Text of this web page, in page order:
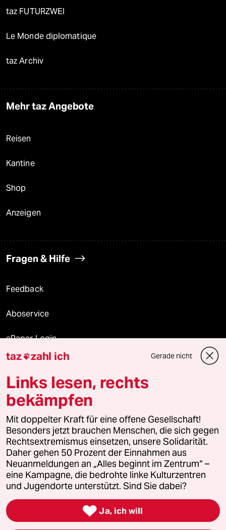
taz FUTURZWEI
Le Monde diplomatique
taz Archiv
Mehr taz Angebote
Reisen
Kantine
Shop
Anzeigen
Fragen & Hilfe
Feedback
Aboservice
ePaper Login
Downloads für Abonnierende
© 2026 taz Verlags und Vertriebs GmbH
Alle Rechte vorbehalten. Bei rechtlichen Fragen oder für Genehmigungen
wenden Sie sich bitte an
lizenzen@taz.de
Feedback Redaktionsstatut Kommune-Richtlinien
Leitlinie Informant Datenschutz Impressum AGB
Seitenwende Einwilligungen widerrufen (Ads)
taz zahl ich Gerade nicht
Links lesen, rechts
bekämpfen
Mit doppelter Kraft für eine offene Gesellschaft!
Besonders jetzt brauchen Menschen, die sich gegen
Rechtsextremismus einsetzen, unsere Solidarität.
Daher gehen 50 Prozent der Einnahmen aus
Neuanmeldungen an „Alles beginnt im Zentrum“ –
eine Kampagne, die bedrohte linke Kulturzentren
und Jugendorte unterstützt. Sind Sie dabei?
 Ja, ich will